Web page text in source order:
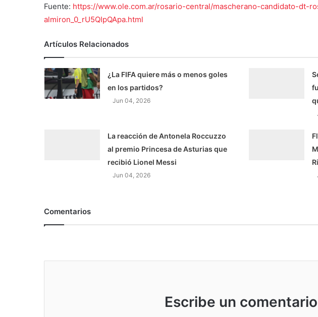
Fuente: https://www.ole.com.ar/rosario-central/mascherano-candidato-dt-
almiron_0_rU5QIpQApa.html
Artículos Relacionados
¿La FIFA quiere más o menos goles
en los partidos?
Jun 04, 2026
La reacción de Antonela Roccuzzo
al premio Princesa de Asturias que
recibió Lionel Messi
Jun 04, 2026
Comentarios
Escribe un comentario